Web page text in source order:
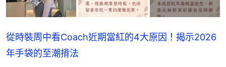
從時裝周中看Coach近期當紅的4大原因！揭示2026
年手袋的至潮揹法